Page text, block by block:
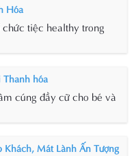
Hóa
tiệc healthy trong
hóa
cúng đầy cữ cho bé và
Khách, Mát Lành Ấn Tượng